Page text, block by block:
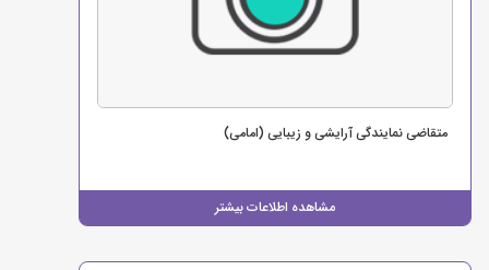
مشاهده اطلاعات بیشتر
متقاضی نمایندگی آرایشی و زیبایی (امامی)